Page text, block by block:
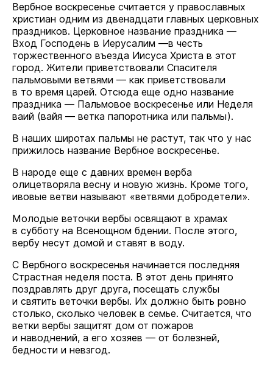
Вербное воскресенье считается у православных
христиан одним из двенадцати главных церковных
праздников. Церковное название праздника —
Вход Господень в Иерусалим —в честь
торжественного въезда Иисуса Христа в этот
город. Жители приветствовали Спасителя
пальмовыми ветвями — как приветствовали
в то время царей. Отсюда еще одно название
праздника — Пальмовое воскресенье или Неделя
ваий (вайя — ветка папоротника или пальмы).
В наших широтах пальмы не растут, так что у нас
прижилось название Вербное воскресенье.
В народе еще с давних времен верба
олицетворяла весну и новую жизнь. Кроме того,
ивовые ветви называют «ветвями добродетели».
Молодые веточки вербы освящают в храмах
в субботу на Всенощном бдении. После этого,
вербу несут домой и ставят в воду.
С Вербного воскресенья начинается последняя
Страстная неделя поста. В этот день принято
поздравлять друг друга, посещать службы
и святить веточки вербы. Их должно быть ровно
столько, сколько человек в семье. Считается, что
ветки вербы защитят дом от пожаров
и наводнений, а его хозяев — от болезней,
бедности и невзгод.